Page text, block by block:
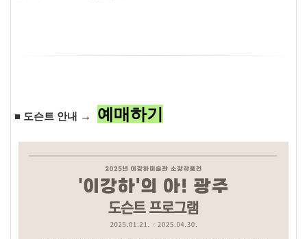
■ 도슨트 안내 → 예매하기